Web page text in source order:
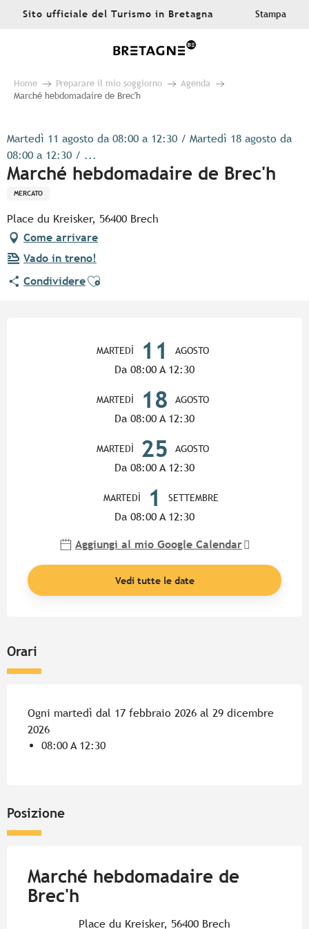
AllerSito ufficiale del Turismo in Bretagna Stampa
Home Preparare il mio soggiorno
Agenda
Marché hebdomadaire de Brec'h
Martedì 11 agosto da 08:00 a 12:30 / Martedì 18 agosto da
08:00 a 12:30 / ...
Marché hebdomadaire de Brec'h
MERCATO
Place du Kreisker, 56400 Brech
Come arrivare
Vado in treno!
CondividereAjouter aux favoris
MARTEDÌ 11 AGOSTO
Da 08:00 A 12:30
MARTEDÌ 18 AGOSTO
Da 08:00 A 12:30
MARTEDÌ 25 AGOSTO
Da 08:00 A 12:30
MARTEDÌ 1 SETTEMBRE
Da 08:00 A 12:30
Aggiungi al mio Google Calendar
Vedi tutte le date
Orari
Ogni martedì dal 17 febbraio 2026 al 29 dicembre
2026
08:00 A 12:30
Posizione
Marché hebdomadaire de
Brec'h
Place du Kreisker, 56400 Brech